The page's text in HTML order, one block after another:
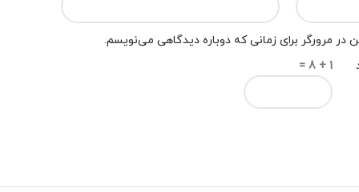
در مرورگر برای زمانی که دوباره دیدگاهی می‌نویسم.
1 + 8 =